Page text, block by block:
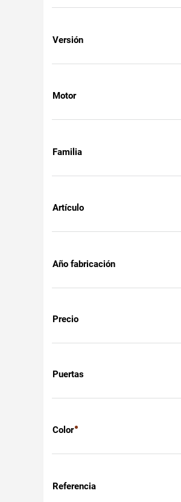
Versión
Motor
Familia
Artículo
Año fabricación
Precio
Puertas
Color
Referencia